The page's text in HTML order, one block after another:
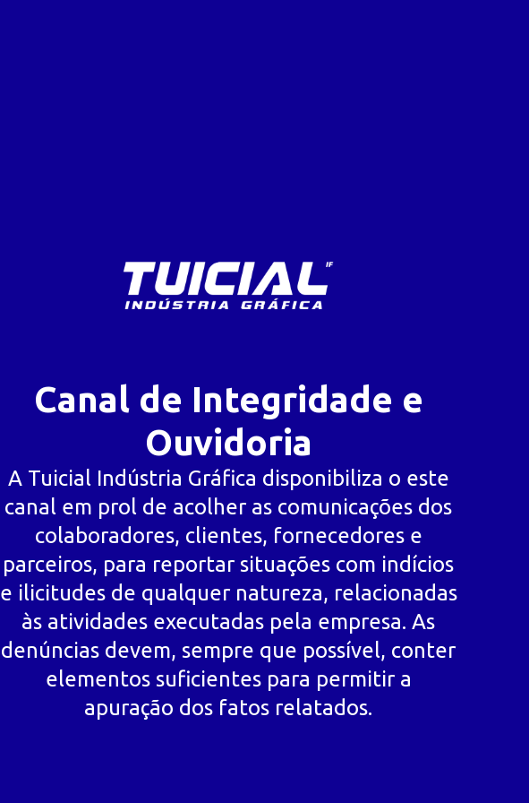
Canal de Integridade e
Ouvidoria
A Tuicial Indústria Gráfica disponibiliza o este
canal em prol de acolher as comunicações dos
colaboradores, clientes, fornecedores e
parceiros, para reportar situações com indícios
e ilicitudes de qualquer natureza, relacionadas
às atividades executadas pela empresa. As
denúncias devem, sempre que possível, conter
elementos suficientes para permitir a
apuração dos fatos relatados.